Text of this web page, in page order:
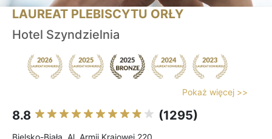
LAUREAT PLEBISCYTU ORŁY
Hotel Szyndzielnia
Pokaż więcej >>
8.8 (1295)
Bielsko-Biała, Al. Armii Krajowej 220